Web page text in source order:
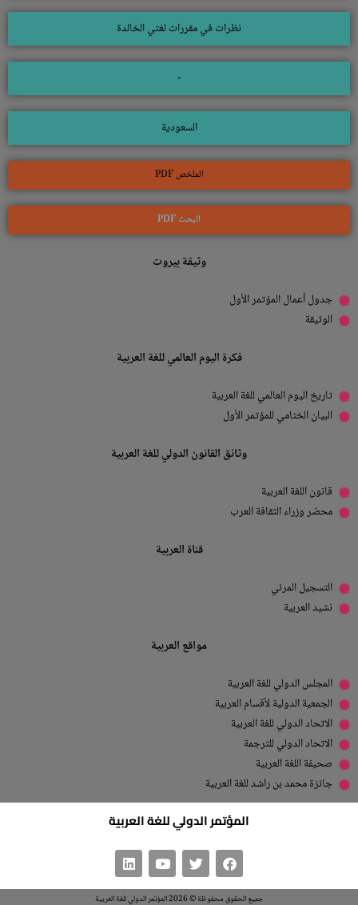
نظرات في مقررات لغتي الخالدة
-
السعودية
الملخص PDF
البحث PDF
وثيقة بيروت
جدول أعمال المؤتمر الأول
الوثيقة
فكرة اليوم العالمي للغة العربية
تاريخ اليوم العالمي للغة العربية
البيان الختامي للمؤتمر الأول
وثائق القانون الدولي للغة العربية
قانون اللغة العربية
محضر وزراء الثقافة العرب
قناة العربية
التسجيل المرئي
نشيد العربية
مواقع العربية
المجلس الدولي للغة العربية
الجمعية الدولية لأقسام العربية
الاتحاد الدولي للغة العربية
الاتحاد الدولي للترجمة
صحيفة اللغة العربية
جائزة محمد بن راشد للغة العربية
المؤتمر الدولي للغة العربية
جميع الحقوق محفوظة © 2026 المؤتمر الدولي للغة العربية